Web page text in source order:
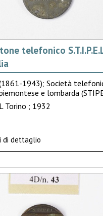
telefonico
1943); Società
e lombarda
Torino ; 1932
di dettaglio